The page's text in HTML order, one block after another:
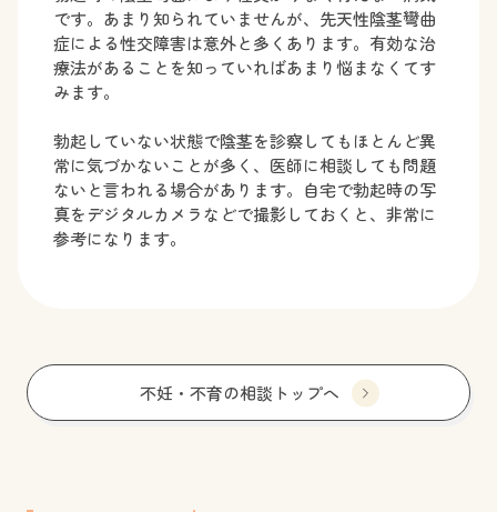
です。あまり知られていませんが、先天性陰茎彎曲
症による性交障害は意外と多くあります。有効な治
療法があることを知っていればあまり悩まなくてす
みます。
勃起していない状態で陰茎を診察してもほとんど異
常に気づかないことが多く、医師に相談しても問題
ないと言われる場合があります。自宅で勃起時の写
真をデジタルカメラなどで撮影しておくと、非常に
参考になります。
不妊・不育の相談トップへ